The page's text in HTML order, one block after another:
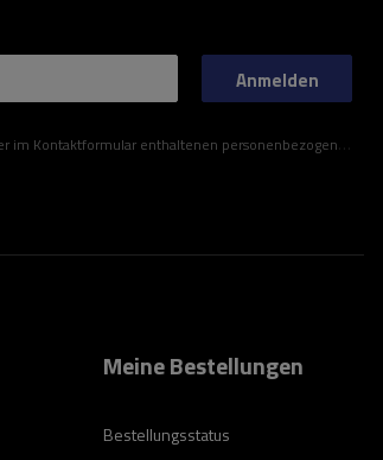
Daten gemäß der Verordnung (EU) des Europäischen Parlaments und des Rates zu.
Anmelden
Meine Bestellungen
Bestellungsstatus